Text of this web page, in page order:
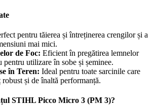
pentru tăierea și întreținerea crengilor și a
mai mici.
de Foc: Eficient în pregătirea lemnelor
pentru utilizare în sobe și șeminee.
în Teren: Ideal pentru toate sarcinile care
robust și de înaltă performanță.
STIHL Picco Micro 3 (PM 3)?